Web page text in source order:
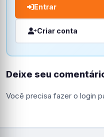
Entrar
Criar conta
Deixe seu
Você precisa fazer o login